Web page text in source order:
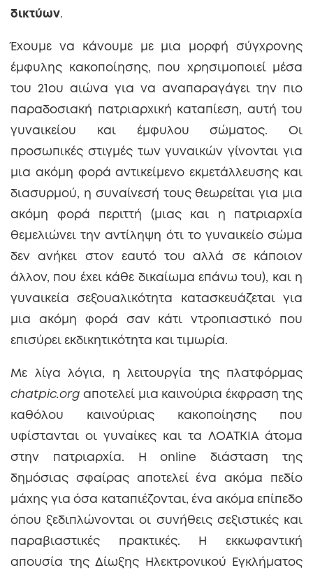
δικτύων.
Έχουμε να κάνουμε με μια μορφή σύγχρονης
έμφυλης κακοποίησης, που χρησιμοποιεί μέσα
του 21 ου αιώνα για να αναπαραγάγει την πιο
παραδοσιακή πατριαρχική καταπίεση, αυτή του
γυναικείου και έμφυλου σώματος. Οι
προσωπικές στιγμές των γυναικών γίνονται για
μια ακόμη φορά αντικείμενο εκμετάλλευσης και
διασυρμού, η συναίνεσή τους θεωρείται για μια
ακόμη φορά περιττή (μιας και η πατριαρχία
θεμελιώνει την αντίληψη ότι το γυναικείο σώμα
δεν ανήκει στον εαυτό του αλλά σε κάποιον
άλλον, που έχει κάθε δικαίωμα επάνω του), και η
γυναικεία σεξουαλικότητα κατασκευάζεται για
μια ακόμη φορά σαν κάτι ντροπιαστικό που
επισύρει εκδικητικότητα και τιμωρία.
Με λίγα λόγια, η λειτουργία της πλατφόρμας
chatpic.org αποτελεί μια καινούρια έκφραση της
καθόλου καινούριας κακοποίησης που
υφίστανται οι γυναίκες και τα ΛΟΑΤΚΙΑ άτομα
στην πατριαρχία. Η online διάσταση της
δημόσιας σφαίρας αποτελεί ένα ακόμα πεδίο
μάχης για όσα καταπιέζονται, ένα ακόμα επίπεδο
όπου ξεδιπλώνονται οι συνήθεις σεξιστικές και
παραβιαστικές πρακτικές. Η εκκωφαντική
απουσία της Δίωξης Ηλεκτρονικού Εγκλήματος